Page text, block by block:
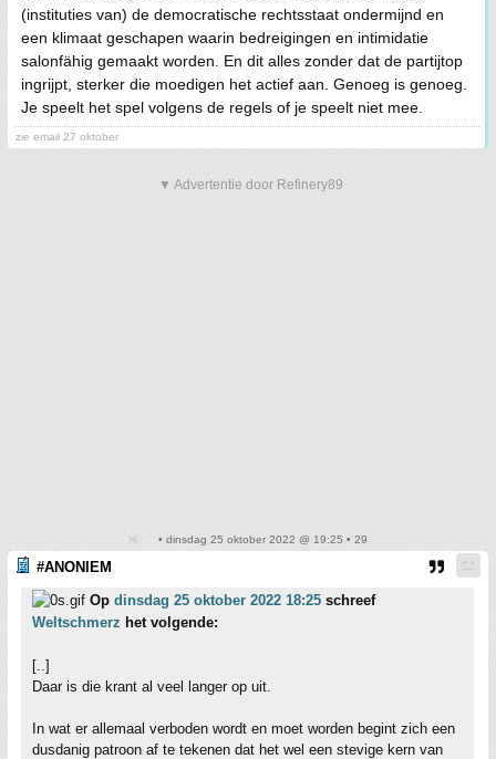
(instituties van) de democratische rechtsstaat ondermijnd en
een klimaat geschapen waarin bedreigingen en intimidatie
salonfähig gemaakt worden. En dit alles zonder dat de partijtop
ingrijpt, sterker die moedigen het actief aan. Genoeg is genoeg.
Je speelt het spel volgens de regels of je speelt niet mee.
zie email 27 oktober
▼ Advertentie door Refinery89
• dinsdag 25 oktober 2022 @ 19:25 • 29
#ANONIEM
Op dinsdag 25 oktober 2022 18:25 schreef
Weltschmerz het volgende:
[..]
Daar is die krant al veel langer op uit.
In wat er allemaal verboden wordt en moet worden begint zich een
dusdanig patroon af te tekenen dat het wel een stevige kern van